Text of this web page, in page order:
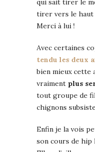
qui sait tirer le
tirer vers le haut
Merci à lui !
Avec certaines
tendu les deux
bien mieux cette
vraiment plus
tout groupe de
chignons
Enfin je la vois
son cours de hip